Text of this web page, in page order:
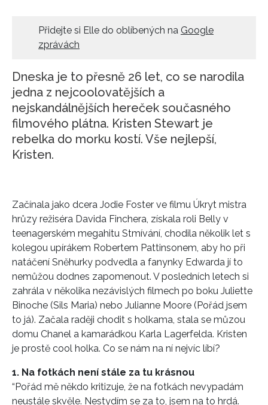
Přidejte si Elle do oblíbených na Google
zprávách
Dneska je to přesně 26 let, co se narodila
jedna z nejcoolovatějších a
nejskandálnějších hereček současného
filmového plátna. Kristen Stewart je
rebelka do morku kostí. Vše nejlepší,
Kristen.
Začínala jako dcera Jodie Foster ve filmu Úkryt mistra
hrůzy režiséra Davida Finchera, získala roli Belly v
teenagerském megahitu Stmívání, chodila několik let s
kolegou upírákem Robertem Pattinsonem, aby ho při
natáčení Sněhurky podvedla a fanynky Edwarda jí to
nemůžou dodnes zapomenout. V posledních letech si
zahrála v několika nezávislých filmech po boku Juliette
Binoche (Sils Maria) nebo Julianne Moore (Pořád jsem
to já). Začala raději chodit s holkama, stala se můzou
domu Chanel a kamarádkou Karla Lagerfelda. Kristen
je prostě cool holka. Co se nám na ní nejvíc líbí?
1. Na fotkách není stále za tu krásnou
“Pořád mě někdo kritizuje, že na fotkách nevypadám
neustále skvěle. Nestydím se za to, jsem na to hrdá.